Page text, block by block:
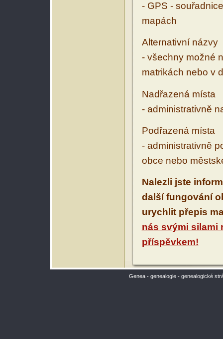
- GPS -
mapách
Alternativní názvy
- všechny možné
matrikách nebo v
Nadřazená místa
- administrativně
Podřazená místa
- administrativně
obce nebo
Nalezli jste
další fungování
urychlit přepis
nás svými silami
příspěvkem!
Genea - genealogie - genealogické